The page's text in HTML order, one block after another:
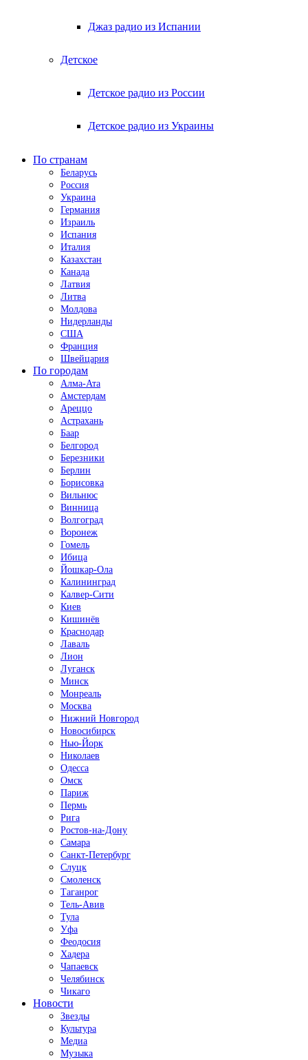
Джаз радио из Испании
Детское
Детское радио из России
Детское радио из Украины
По странам
Беларусь
Россия
Украина
Германия
Израиль
Испания
Италия
Казахстан
Канада
Латвия
Литва
Молдова
Нидерланды
США
Франция
Швейцария
По городам
Алма-Ата
Амстердам
Ареццо
Астрахань
Баар
Белгород
Березники
Берлин
Борисовка
Вильнюс
Винница
Волгоград
Воронеж
Гомель
Ибица
Йошкар-Ола
Калининград
Калвер-Сити
Киев
Кишинёв
Краснодар
Лаваль
Лион
Луганск
Минск
Монреаль
Москва
Нижний Новгород
Новосибирск
Нью-Йорк
Николаев
Одесса
Омск
Париж
Пермь
Рига
Ростов-на-Дону
Самара
Санкт-Петербург
Слуцк
Смоленск
Таганрог
Тель-Авив
Тула
Уфа
Феодосия
Хадера
Чапаевск
Челябинск
Чикаго
Новости
Звезды
Культура
Медиа
Музыка